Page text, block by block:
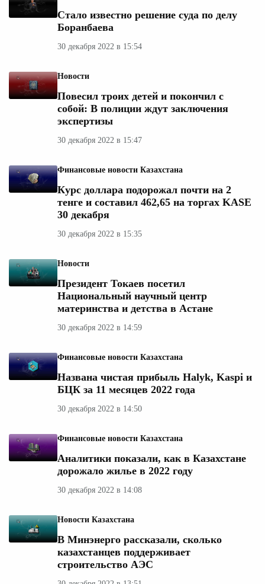
Стало известно решение суда по делу
Боранбаева
30 декабря 2022 в 15:54
Новости
Повесил троих детей и покончил с
собой: В полиции ждут заключения
экспертизы
30 декабря 2022 в 15:47
Финансовые новости Казахстана
Курс доллара подорожал почти на 2
тенге и составил 462,65 на торгах KASE
30 декабря
30 декабря 2022 в 15:35
Новости
Президент Токаев посетил
Национальный научный центр
материнства и детства в Астане
30 декабря 2022 в 14:59
Финансовые новости Казахстана
Названа чистая прибыль Halyk, Kaspi и
БЦК за 11 месяцев 2022 года
30 декабря 2022 в 14:50
Финансовые новости Казахстана
Аналитики показали, как в Казахстане
дорожало жилье в 2022 году
30 декабря 2022 в 14:08
Новости Казахстана
В Минэнерго рассказали, сколько
казахстанцев поддерживает
строительство АЭС